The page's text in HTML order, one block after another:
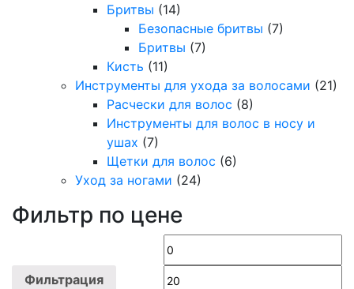
Бритвы (14)
Безопасные бритвы (7)
Бритвы (7)
Кисть (11)
Инструменты для ухода за волосами (21)
Расчески для волос (8)
Инструменты для волос в носу и
ушах (7)
Щетки для волос (6)
Уход за ногами (24)
Фильтр по цене
Минимальная
Фильтрация